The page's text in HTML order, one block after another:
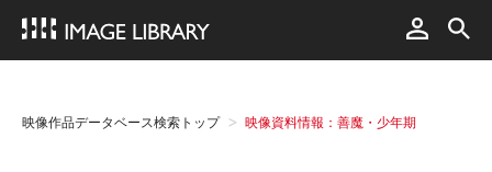
映像作品データベース検索トップ 映像資料情報：善魔・少年期